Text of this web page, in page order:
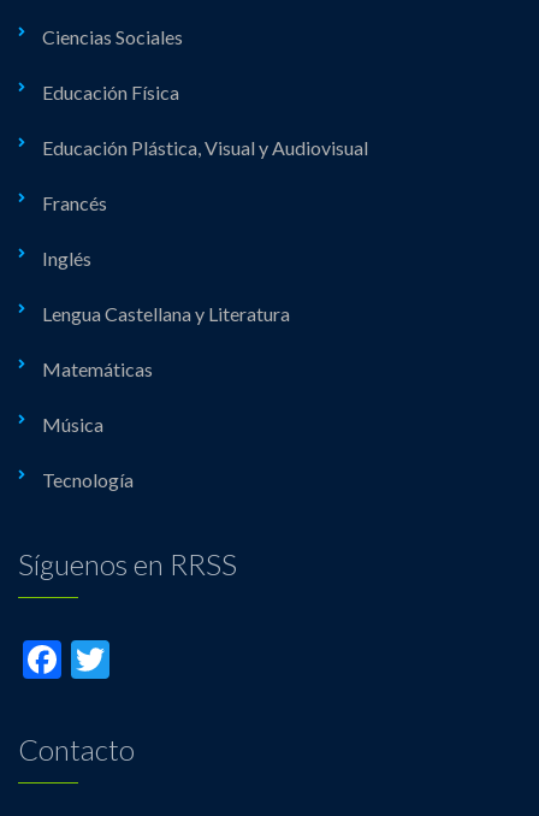
Ciencias Sociales
Educación Física
Educación Plástica, Visual y Audiovisual
Francés
Inglés
Lengua Castellana y Literatura
Matemáticas
Música
Tecnología
Síguenos en RRSS
Facebook
Contacto